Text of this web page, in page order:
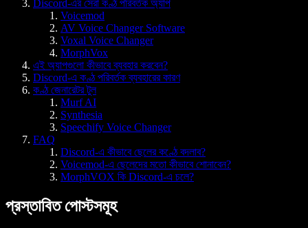
Discord-এর সেরা কণ্ঠ পরিবর্তক অ্যাপ
Voicemod
AV Voice Changer Software
Voxal Voice Changer
MorphVox
এই অ্যাপগুলো কীভাবে ব্যবহার করবেন?
Discord-এ কণ্ঠ পরিবর্তক ব্যবহারের কারণ
কণ্ঠ জেনারেটর টুল
Murf AI
Synthesia
Speechify Voice Changer
FAQ
Discord-এ কীভাবে ছেলের কণ্ঠে বদলাব?
Voicemod-এ ছেলেদের মতো কীভাবে শোনাবেন?
MorphVOX কি Discord-এ চলে?
প্রস্তাবিত পোস্টসমূহ